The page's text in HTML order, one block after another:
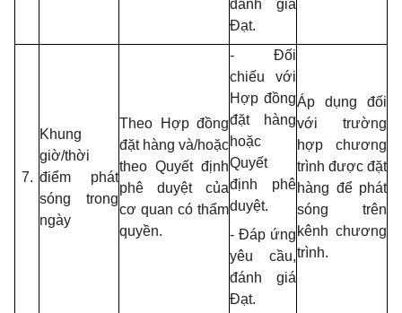
đánh giá
Đạt.
7.
Khung
giờ/thời
điểm phát
sóng trong
ngày
Theo Hợp đồng
đặt hàng và/hoặc
theo Quyết định
phê duyệt của
cơ quan có thẩm
quyền.
- Đối
chiếu với
Hợp đồng
đặt hàng
hoặc
Quyết
định phê
duyệt.
- Đáp ứng
yêu cầu,
đánh giá
Đạt.
Áp dụng đối
với trường
hợp chương
trình được đặt
hàng để phát
sóng trên
kênh chương
trình.